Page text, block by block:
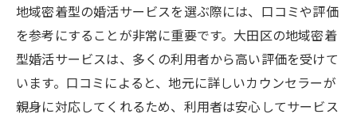
イベント前のリサーチ方法
イベント参加時のアプローチ方法
イベント後のフォローアップ方法
地域密着型の婚活サービスを選ぶ際には、口コミや評価
を参考にすることが非常に重要です。大田区の地域密着
型婚活サービスは、多くの利用者から高い評価を受けて
います。口コミによると、地元に詳しいカウンセラーが
親身に対応してくれるため、利用者は安心してサービス